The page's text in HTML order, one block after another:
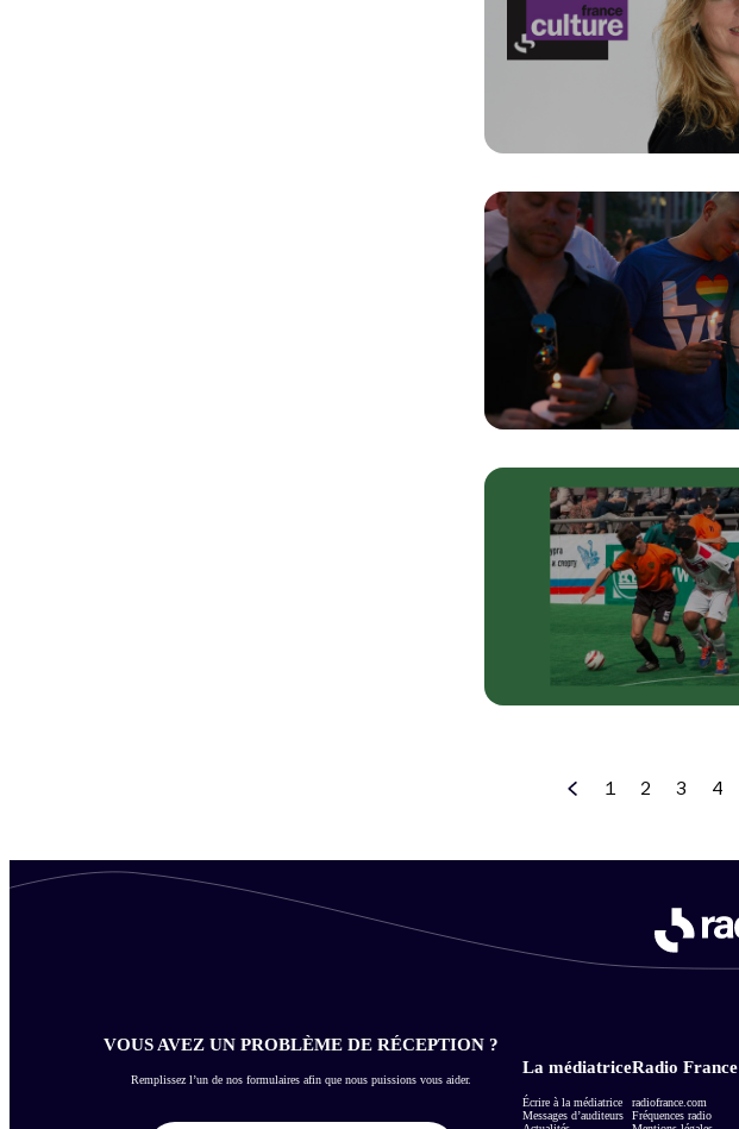
1 2 3 4
VOUS AVEZ UN PROBLÈME DE RÉCEPTION ?
Remplissez l’un de nos formulaires afin que nous puissions vous aider.
La médiatrice
Écrire à la médiatrice
Messages d’auditeurs
Radio France
radiofrance.com
Fréquences radio